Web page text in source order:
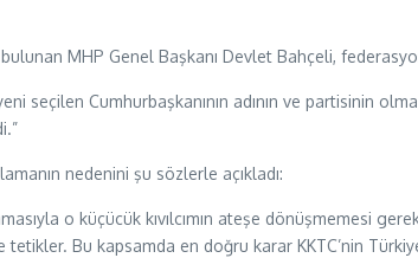
MHP Genel Başkanı Devlet Bahçeli,
seçilen Cumhurbaşkanının adının ve partisinin
nedenini şu sözlerle açıkladı:
o küçücük kıvılcımın ateşe dönüşmemesi
Bu kapsamda en doğru karar KKTC’nin